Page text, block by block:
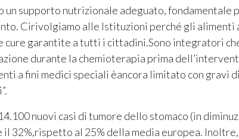
un supporto nutrizionale adeguato, fondamentale
Cirivolgiamo alle Istituzioni perché gli alimenti
cure garantite a tutti i cittadini.Sono integratori
durante la chemioterapia prima
a fini medici speciali èancora limitato con
nuovi casi di tumore dello stomaco (in
il 32%,rispetto al 25% della media europea.